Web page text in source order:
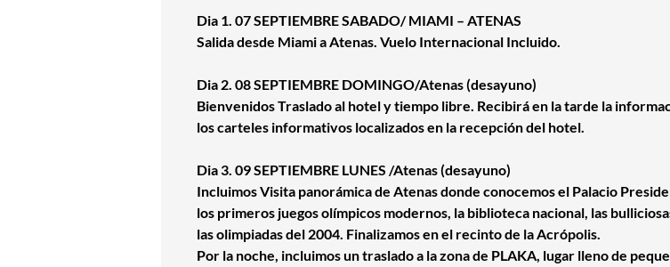
Dia 1. 07 SEPTIEMBRE SABADO/ MIAMI – ATENAS
Salida desde Miami a Atenas. Vuelo Internacional Incluido.
Dia 2. 08 SEPTIEMBRE DOMINGO/Atenas (desayuno)
Bienvenidos Traslado al hotel y tiempo libre. Recibirá en la tarde la
los carteles informativos localizados en la recepción del hotel.
Dia 3. 09 SEPTIEMBRE LUNES /Atenas (desayuno)
Incluimos Visita panorámica de Atenas donde conocemos el Palacio
los primeros juegos olímpicos modernos, la biblioteca nacional, las
las olimpiadas del 2004. Finalizamos en el recinto de la Acrópolis.
Por la noche, incluimos un traslado a la zona de PLAKA, lugar lleno de